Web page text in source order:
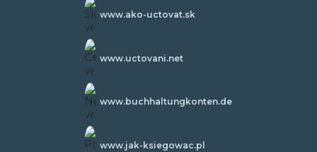
www.ako-uctovat.sk
www.uctovani.net
www.buchhaltungkonten.de
www.jak-ksiegowac.pl